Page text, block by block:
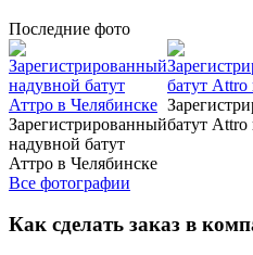
Последние фото
Зарегистрированный
надувной батут
Аттро в Челябинске
батут
Все фотографии
Как сделать заказ в